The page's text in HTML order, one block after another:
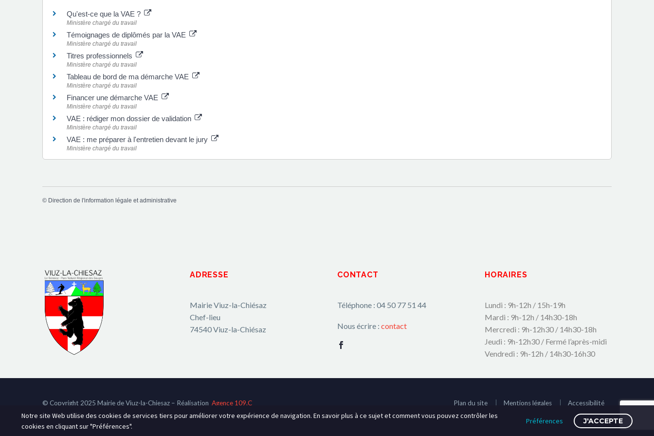
Qu'est-ce que la VAE ?
Ministère chargé du travail
Témoignages de diplômés par la VAE
Ministère chargé du travail
Titres professionnels
Ministère chargé du travail
Tableau de bord de ma démarche VAE
Ministère chargé du travail
Financer une démarche VAE
Ministère chargé du travail
VAE : rédiger mon dossier de validation
Ministère chargé du travail
VAE : me préparer à l'entretien devant le jury
Ministère chargé du travail
© Direction de l'information légale et administrative
ADRESSE
Mairie Viuz-la-Chiésaz
Chef-lieu
74540 Viuz-la-Chiésaz
CONTACT
Téléphone : 04 50 77 51 44
Nous écrire : contact
HORAIRES
Lundi : 9h-12h / 15h-19h
Mardi : 9h-12h / 14h30-18h
Mercredi : 9h-12h30 / 14h30-18h
Jeudi : 9h-12h30 / Fermé l’après-midi
Vendredi : 9h-12h / 14h30-16h30
© Copyright 2025 Mairie de Viuz-la-Chiesaz – Réalisation Agence 109.C
Hot-Chili_Pepper
Plan du site Mentions légales Accessibilité
Notre site Web utilise des cookies de services tiers pour améliorer votre expérience de navigation. En savoir plus à ce sujet et comment vous pouvez contrôler les
cookies en cliquant sur "Préférences".
Préférences J'ACCEPTE